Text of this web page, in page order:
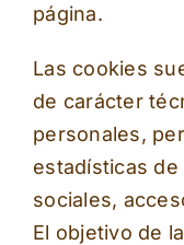
página.
Las cookies
de carácter
personales,
estadísticas
sociales,
El objetivo de